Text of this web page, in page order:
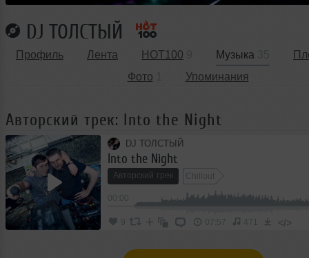
DJ ТОЛСТЫЙ
Профиль Лента HOT100 Музыка
Фото
Упоминания
Авторский трек: Into the Night
DJ ТОЛСТЫЙ
Into the Night
Авторский трек Chillout
9 07:57 471 </>